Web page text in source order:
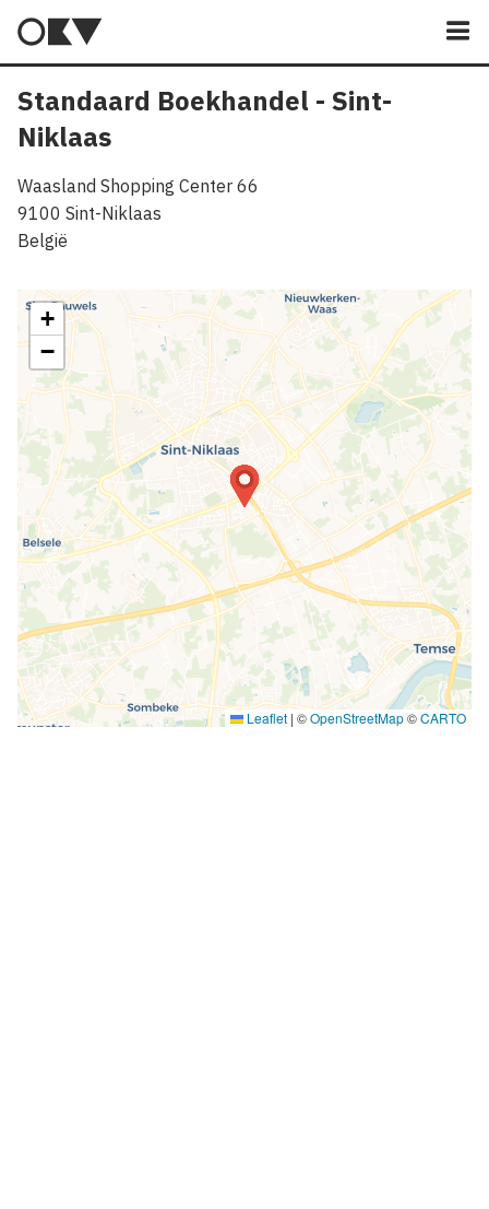
Standaard Boekhandel - Sint-
Niklaas
Waasland Shopping Center 66
9100 Sint-Niklaas
België
+
−
Leaflet | ©OpenStreetMap©CARTO